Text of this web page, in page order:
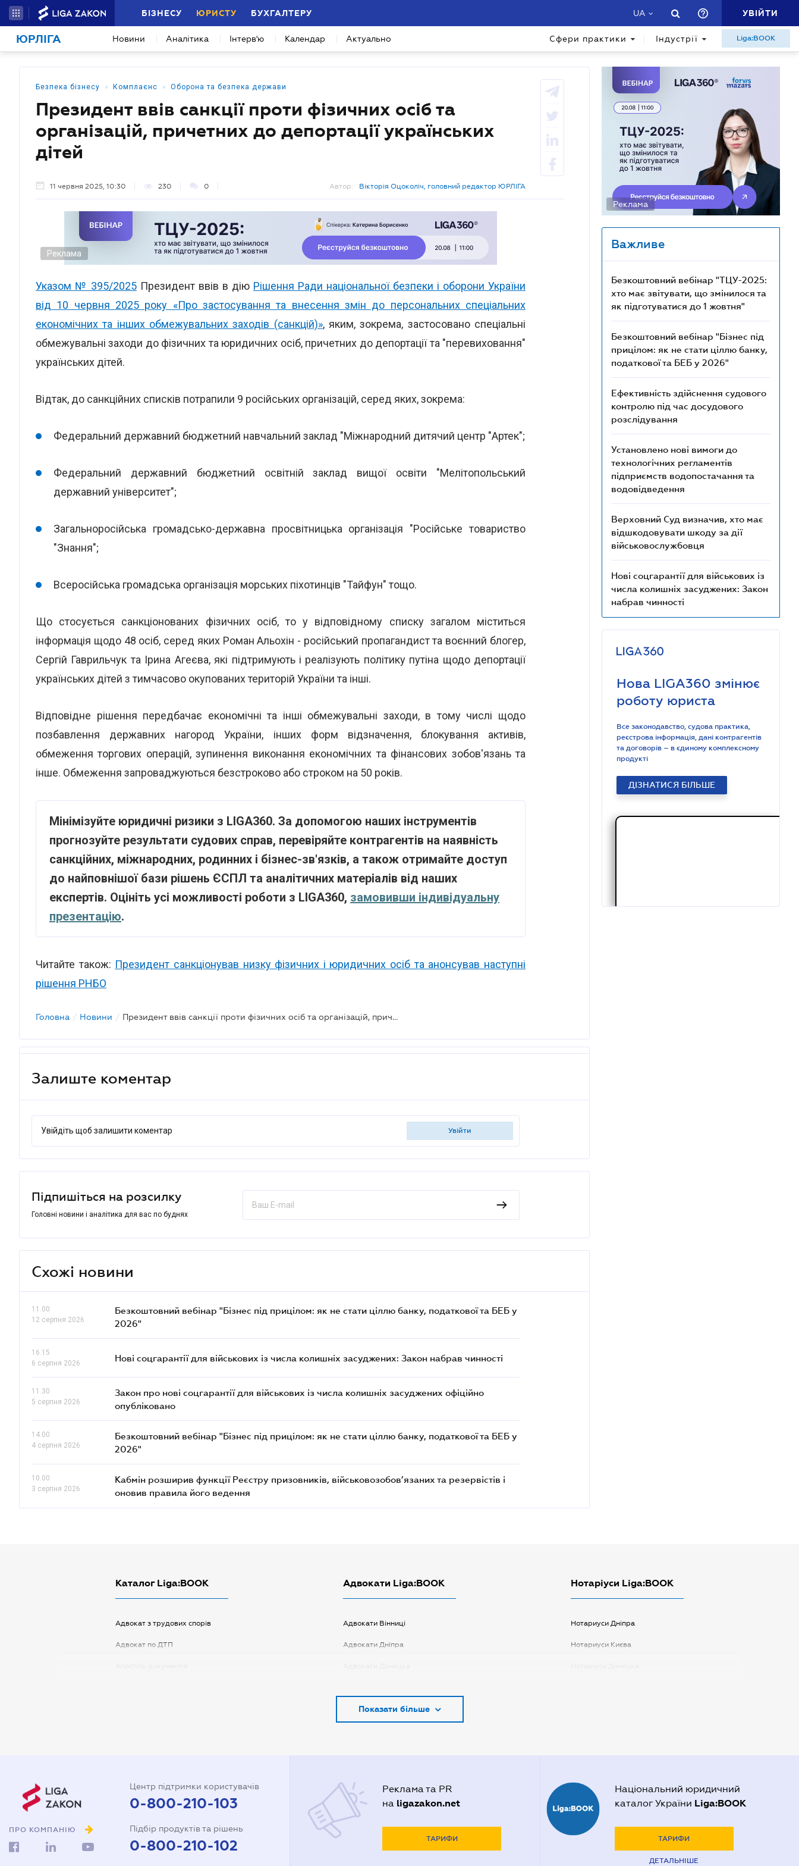
БІЗНЕСУ ЮРИСТУ БУХГАЛТЕРУ UA УВІЙТИ
ЮРЛІГА Новини Аналітика Інтерв'ю Календар Актуально Сфери практики Індустрії Liga:BOOK
Безпека бізнесу • Комплаєнс • Оборона та безпека держави
Президент ввів санкції проти фізичних осіб та
організацій, причетних до депортації українських
дітей
11 червня 2025, 10:30 230 0 Автор: Вікторія Оцоколіч, головний редактор ЮРЛІГА
Реклама
Указом № 395/2025 Президент ввів в дію Рішення Ради національної безпеки і оборони України
від 10 червня 2025 року «Про застосування та внесення змін до персональних спеціальних
економічних та інших обмежувальних заходів (санкцій)», яким, зокрема, застосовано спеціальні
обмежувальні заходи до фізичних та юридичних осіб, причетних до депортації та "перевиховання"
українських дітей.
Відтак, до санкційних списків потрапили 9 російських організацій, серед яких, зокрема:
Федеральний державний бюджетний навчальний заклад "Міжнародний дитячий центр "Артек";
Федеральний державний бюджетний освітній заклад вищої освіти "Мелітопольський
державний університет";
Загальноросійська громадсько-державна просвітницька організація "Російське товариство
"Знання";
Всеросійська громадська організація морських піхотинців "Тайфун" тощо.
Що стосується санкціонованих фізичних осіб, то у відповідному списку загалом міститься
інформація щодо 48 осіб, серед яких Роман Альохін - російський пропагандист та воєнний блогер,
Сергій Гаврильчук та Ірина Агеєва, які підтримують і реалізують політику путіна щодо депортації
українських дітей з тимчасово окупованих територій України та інші.
Відповідне рішення передбачає економічні та інші обмежувальні заходи, в тому числі щодо
позбавлення державних нагород України, інших форм відзначення, блокування активів,
обмеження торгових операцій, зупинення виконання економічних та фінансових зобов'язань та
інше. Обмеження запроваджуються безстроково або строком на 50 років.
Мінімізуйте юридичні ризики з LIGA360. За допомогою наших інструментів
прогнозуйте результати судових справ, перевіряйте контрагентів на наявність
санкційних, міжнародних, родинних і бізнес-зв'язків, а також отримайте доступ
до найповнішої бази рішень ЄСПЛ та аналітичних матеріалів від наших
експертів. Оцініть усі можливості роботи з LIGA360, замовивши індивідуальну
презентацію.
Читайте також: Президент санкціонував низку фізичних і юридичних осіб та анонсував наступні
рішення РНБО
Головна / Новини / Президент ввів санкції проти фізичних осіб та організацій, причетних до депортації українських дітей
Залиште коментар
Увійдіть щоб залишити коментар увійти
Підпишіться на розсилку
Головні новини і аналітика для вас по буднях
Схожі новини
11.00
12 серпня 2026
Безкоштовний вебінар "Бізнес під прицілом: як не стати ціллю банку, податкової та БЕБ у
2026"
16.15
6 серпня 2026
Нові соцгарантії для військових із числа колишніх засуджених: Закон набрав чинності
11.30
5 серпня 2026
Закон про нові соцгарантії для військових із числа колишніх засуджених офіційно
опубліковано
14.00
4 серпня 2026
Безкоштовний вебінар "Бізнес під прицілом: як не стати ціллю банку, податкової та БЕБ у
2026"
10.00
3 серпня 2026
Кабмін розширив функції Реєстру призовників, військовозобов’язаних та резервістів і
оновив правила його ведення
Реклама
Важливе
Безкоштовний вебінар "ТЦУ-2025:
хто має звітувати, що змінилося та
як підготуватися до 1 жовтня"
Безкоштовний вебінар "Бізнес під
прицілом: як не стати ціллю банку,
податкової та БЕБ у 2026"
Ефективність здійснення судового
контролю під час досудового
розслідування
Установлено нові вимоги до
технологічних регламентів
підприємств водопостачання та
водовідведення
Верховний Суд визначив, хто має
відшкодовувати шкоду за дії
військовослужбовця
Нові соцгарантії для військових із
числа колишніх засуджених: Закон
набрав чинності
Нова LIGA360 змінює
роботу юриста
Все законодавство, судова практика,
реєстрова інформація, дані контрагентів
та договорів – в єдиному комплексному
продукті
ДІЗНАТИСЯ БІЛЬШЕ
Каталог Liga:BOOK
Адвокат з трудових спорів
Адвокат по ДТП
інтересів в суді
Довіреність на реєстрацію
Адвокати Liga:BOOK
Адвокати Вінниці
Адвокати Дніпра
Адвокати Києва
Адвокати Полтави
Адвокати Харькова
Адвокаты Кривого Рогу
Нотаріуси Liga:BOOK
Нотариуси Дніпра
Нотариуси Києва
Показати більше
ПРО КОМПАНІЮ
Центр підтримки користувачів
0-800-210-103
Підбір продуктів та рішень
0-800-210-102
Реклама та PR
на ligazakon.net
ТАРИФИ
Національний юридичний
каталог України Liga:BOOK
ТАРИФИ
ДЕТАЛЬНІШЕ